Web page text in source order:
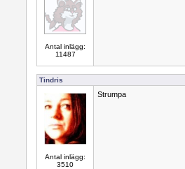
Antal inlägg:
11487
Tindris
Antal inlägg:
3510
Strumpa